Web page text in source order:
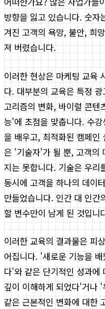
방향을 잃고 있습니다. 숫자
겨진 고객의 욕망, 불안, 희
져 버렸습니다.
이러한 현상은 마케팅 교육
다. 대부분의 교육은 특정
고리즘의 변화, 바이럴 콘
능'에 초점을 맞춥니다. 수
을 배우고, 최적화된 캠페인
은 '기술자'가 될 뿐, 고객의
지는 못합니다. 기술은 우리
동시에 고객을 하나의 데이
만들었습니다. 인간 대 인간
할 변수만이 남게 된 것입니
이러한 교육의 결과물은 피
어집니다. '새로운 기능을
다'와 같은 단기적인 성과에
깊이 이해하게 되었다'거나
같은 근본적인 변화에 대한